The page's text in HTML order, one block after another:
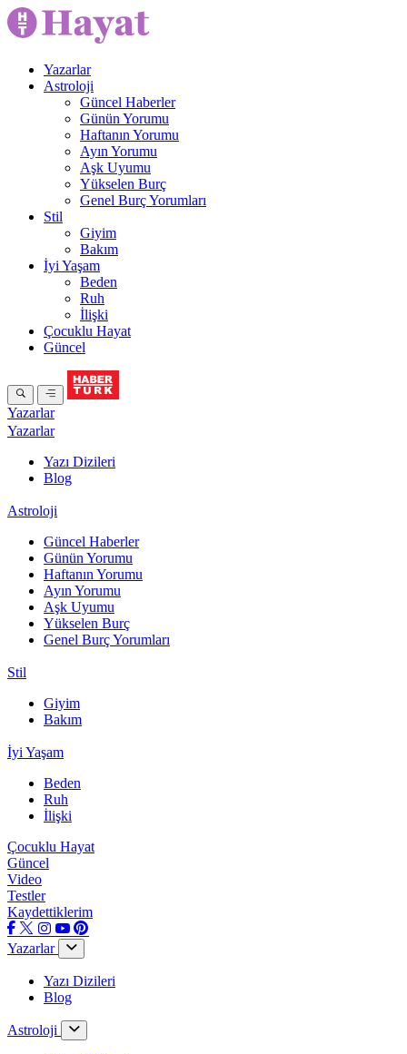
Yazarlar
Astroloji
Güncel Haberler
Günün Yorumu
Haftanın Yorumu
Ayın Yorumu
Aşk Uyumu
Yükselen Burç
Genel Burç Yorumları
Stil
Giyim
Bakım
İyi Yaşam
Beden
Ruh
İlişki
Çocuklu Hayat
Güncel
Yazarlar
Yazarlar
Yazı Dizileri
Blog
Astroloji
Güncel Haberler
Günün Yorumu
Haftanın Yorumu
Ayın Yorumu
Aşk Uyumu
Yükselen Burç
Genel Burç Yorumları
Stil
Giyim
Bakım
İyi Yaşam
Beden
Ruh
İlişki
Çocuklu Hayat
Güncel
Video
Testler
Kaydettiklerim
Yazarlar
Yazı Dizileri
Blog
Astroloji